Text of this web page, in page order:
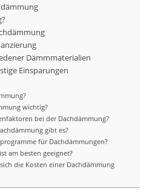
Dämmmaterialien
Einsparungen
wichtig?
bei der Dachdämmung?
gibt es?
für Dachdämmungen?
am besten geeignet?
die Kosten einer Dachdämmung